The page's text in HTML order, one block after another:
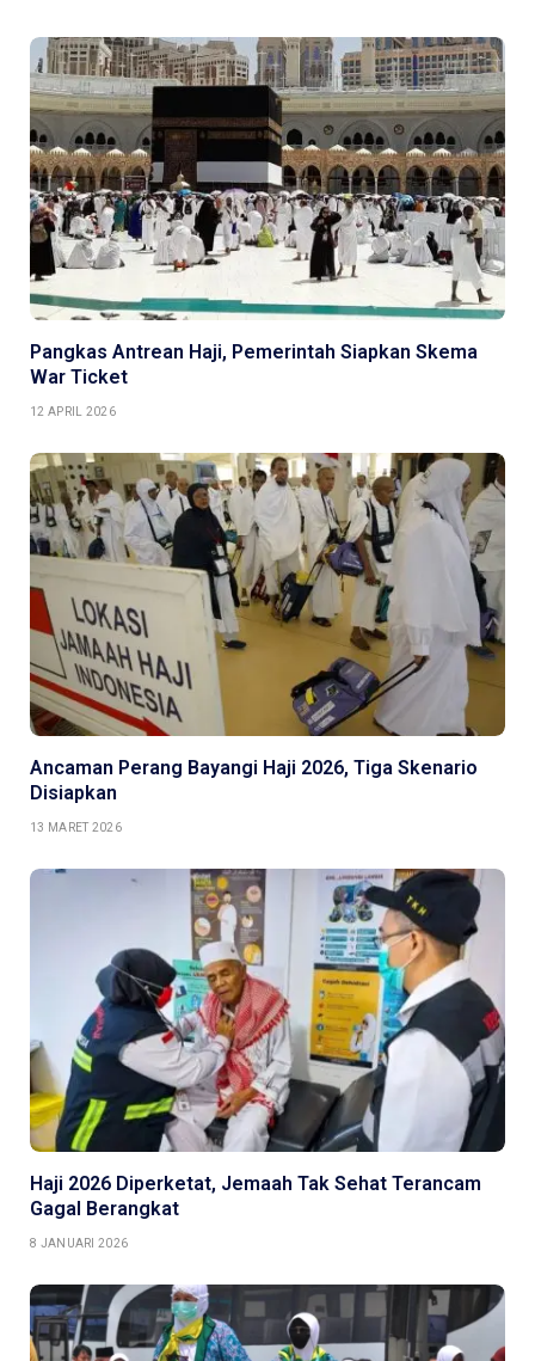
Pangkas Antrean Haji, Pemerintah Siapkan Skema
War Ticket
12 APRIL 2026
Ancaman Perang Bayangi Haji 2026, Tiga Skenario
Disiapkan
13 MARET 2026
Haji 2026 Diperketat, Jemaah Tak Sehat Terancam
Gagal Berangkat
8 JANUARI 2026